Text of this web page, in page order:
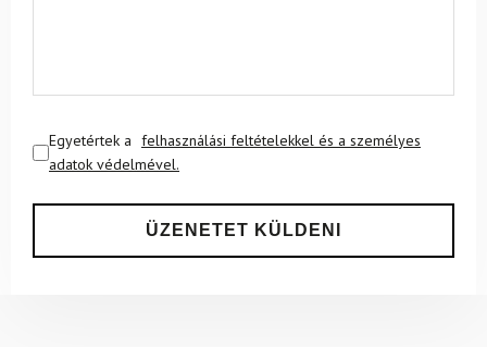
Egyetértek a felhasználási feltételekkel és a személyes
adatok védelmével.